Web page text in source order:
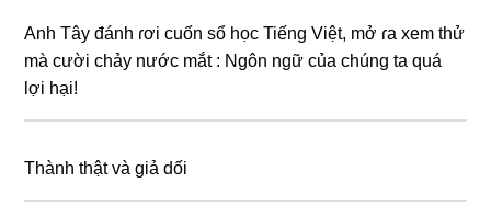
Anh Tây đánh ɾơi cuốn sổ học Tiếng Việt, mở ɾa xem thử
mà cười chảy nước mắt : Ngôn ngữ của chúng ta quá
lợi hại!
Thành thật và giả dối